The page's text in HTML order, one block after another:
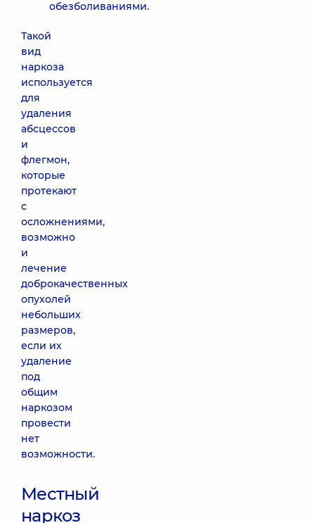
обезболиваниями.
Такой
вид
наркоза
используется
для
удаления
абсцессов
и
флегмон,
которые
протекают
с
осложнениями,
возможно
и
лечение
доброкачественных
опухолей
небольших
размеров,
если их
удаление
под
общим
наркозом
провести
нет
возможности.
Местный
наркоз